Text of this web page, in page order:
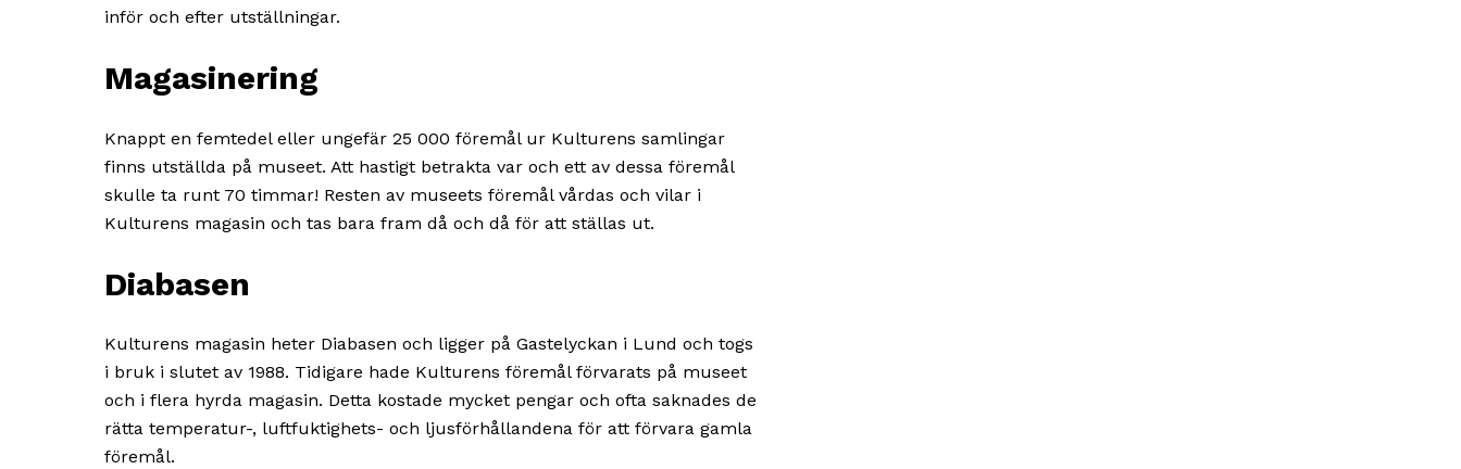
inför och efter utställningar.
Magasinering
Knappt en femtedel eller ungefär 25 000 föremål ur Kulturens samlingar
finns utställda på museet. Att hastigt betrakta var och ett av dessa föremål
skulle ta runt 70 timmar! Resten av museets föremål vårdas och vilar i
Kulturens magasin och tas bara fram då och då för att ställas ut.
Diabasen
Kulturens magasin heter Diabasen och ligger på Gastelyckan i Lund och togs
i bruk i slutet av 1988. Tidigare hade Kulturens föremål förvarats på museet
och i flera hyrda magasin. Detta kostade mycket pengar och ofta saknades de
rätta temperatur-, luftfuktighets- och ljusförhållandena för att förvara gamla
föremål.